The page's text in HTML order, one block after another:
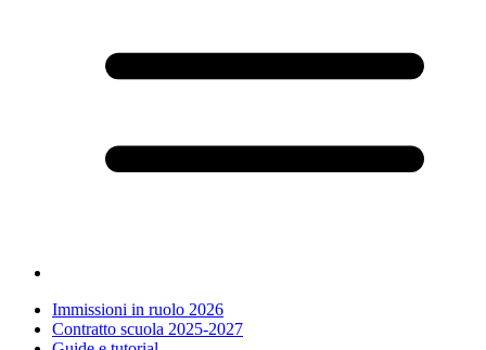
Immissioni in ruolo 2026
Contratto scuola 2025-2027